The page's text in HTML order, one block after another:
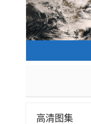
高清图集